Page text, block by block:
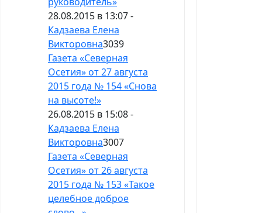
28.08.2015 в 13:07 -
Кадзаева Елена
Викторовна3039
Газета «Северная
Осетия» от 27 августа
2015 года № 154 «Снова
на высоте!»
26.08.2015 в 15:08 -
Кадзаева Елена
Викторовна3007
Газета «Северная
Осетия» от 26 августа
2015 года № 153 «Такое
целебное доброе